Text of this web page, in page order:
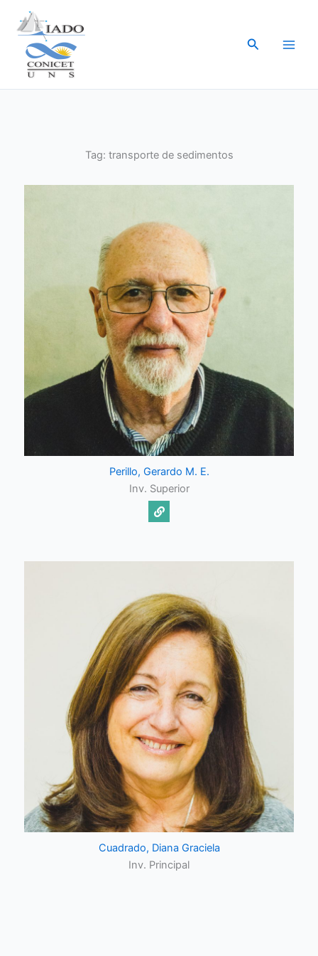
contenido
Buscar
Tag: transporte de sedimentos
Perillo, Gerardo M. E.
Inv. Superior
Cuadrado, Diana Graciela
Inv. Principal